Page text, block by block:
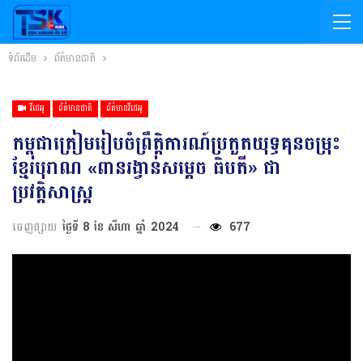
ទំព័រដើម ព័ត៌មានជាតិ
វីដេអូ ព័ត៌មានជាតិ ព័ត៌មានវីដេអូ
កម្ពុជាត្រៀមរៀបចំព្រឹត្តិការណ៍ប្រកួតយុទ្ធគុនចម្រុះ
ខ្មែរបុរាណ «ពានរង្វាន់សម្ដេច ធិបតី» ជា
ប្រវត្ដិសាស្ដ្រ
ចេញផ្សាយ ថ្ងៃទី 8 ខែ សីហា ឆ្នាំ 2024 677